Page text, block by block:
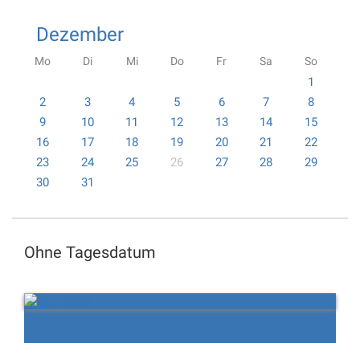
Dezember
Mo Di Mi Do Fr Sa So
1
2
3 4 5 6 7
8
9
10 11 12 13 14
15
16
17 18 19 20 21
22
23
24 25 26 27 28
29
30
31
Ohne Tagesdatum